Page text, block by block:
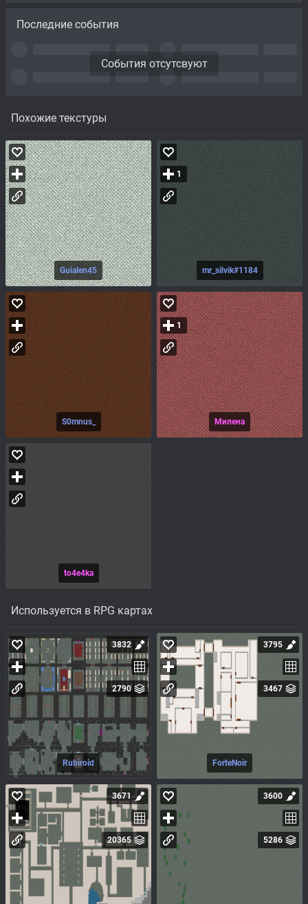
Похожие текстуры
Guialen45 mr_silvik#1184
1
S0mnus_ Милена
1
to4e4ka
Используется в RPG картах
Rubiroid
3832
2790
ForteNoir
3795
3467
3671
20365
3600
5286
Последние события
События отсутсвуют